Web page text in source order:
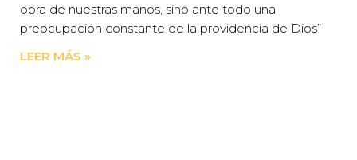
obra de nuestras manos, sino ante todo una
preocupación constante de la providencia de Dios”
LEER MÁS »